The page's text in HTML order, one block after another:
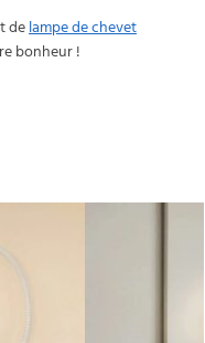
delampe de chevet
bonheur !